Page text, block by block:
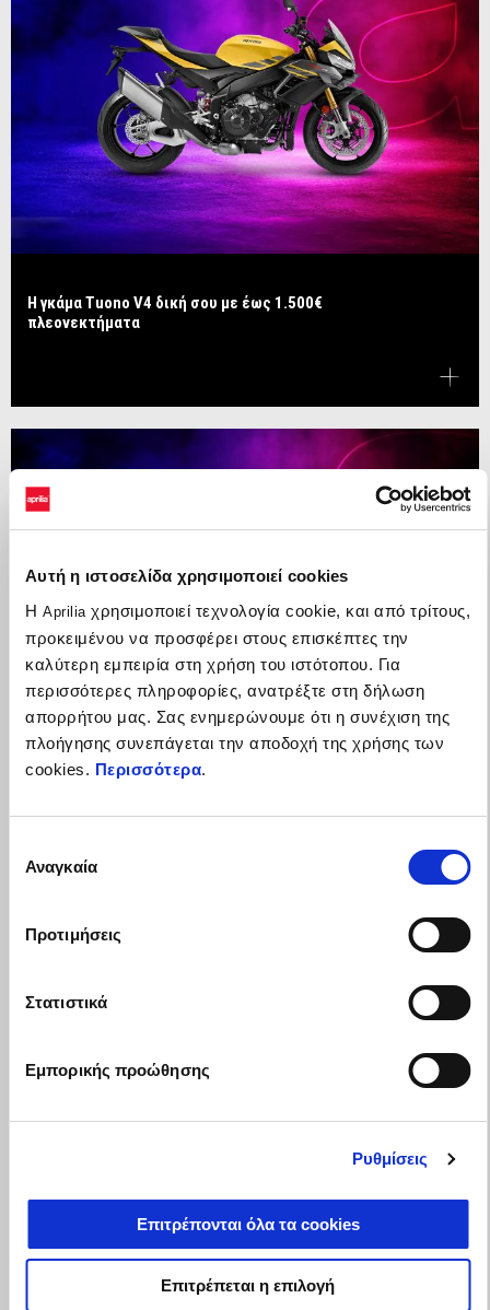
Αυτή η ιστοσελίδα χρησιμοποιεί cookies
Η Aprilia χρησιμοποιεί τεχνολογία cookie, και από τρίτους,
προκειμένου να προσφέρει στους επισκέπτες την
καλύτερη εμπειρία στη χρήση του ιστότοπου. Για
περισσότερες πληροφορίες, ανατρέξτε στη δήλωση
απορρήτου μας. Σας ενημερώνουμε ότι η συνέχιση της
πλοήγησης συνεπάγεται την αποδοχή της χρήσης των
cookies. Περισσότερα.
συγκατάθεσης
Αναγκαία
Προτιμήσεις
Στατιστικά
Εμπορικής προώθησης
Ρυθμίσεις
Επιτρέπονται όλα τα cookies
Επιτρέπεται η επιλογή
Η γκάμα Tuono V4 δική σου με έως 1.500€
πλεονεκτήματα